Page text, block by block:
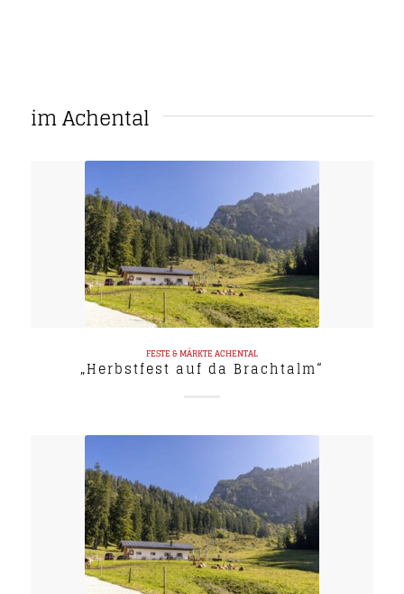
im Achental
FESTE & MÄRKTEACHENTAL
„Herbstfest auf da Brachtalm“